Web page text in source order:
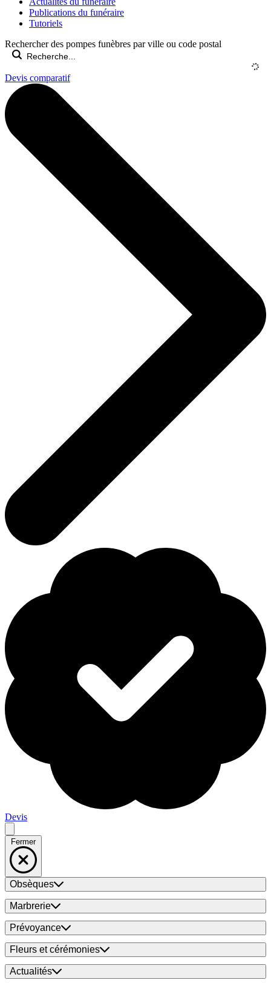
Publications du funéraire
Tutoriels
Rechercher des pompes funèbres par ville ou code postal
Devis comparatif
Devis
Fermer
Obsèques
Marbrerie
Prévoyance
Fleurs et cérémonies
Actualités